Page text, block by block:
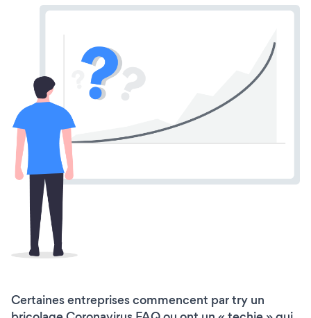
Certaines entreprises commencent par try un